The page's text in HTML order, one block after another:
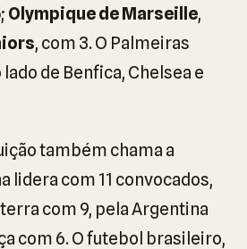
Olympique de Marseille,
, com 3. O Palmeiras
de Benfica, Chelsea e
também chama a
lidera com 11 convocados,
com 9, pela Argentina
com 6. O futebol brasileiro,